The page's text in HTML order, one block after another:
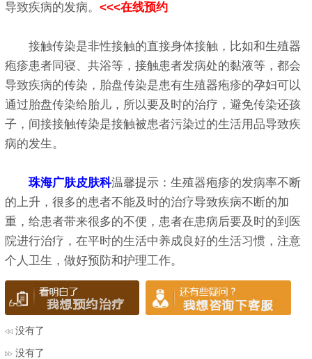
导致疾病的发病。 <<<在线预约
接触传染是非性接触的直接身体接触，比如和生殖器
疱疹患者同寝、共浴等，接触患者发病处的黏液等，都会
导致疾病的传染，胎盘传染是患有生殖器疱疹的孕妇可以
通过胎盘传染给胎儿，所以要及时的治疗，避免传染还孩
子，间接接触传染是接触被患者污染过的生活用品导致疾
病的发生。
珠海广肤皮肤科温馨提示：生殖器疱疹的发病率不断
的上升，很多的患者不能及时的治疗导致疾病不断的加
重，给患者带来很多的不便，患者在患病后要及时的到医
院进行治疗，在平时的生活中养成良好的生活习惯，注意
个人卫生，做好预防和护理工作。
没有了
没有了